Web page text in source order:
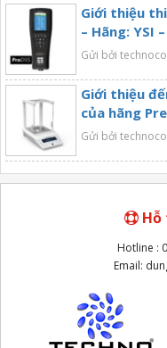
Giới thiệu
– Hãng: YSI
Gửi bởi
Giới thiệu
của hãng
Gửi bởi
Hỗ
Hotline :
Email: